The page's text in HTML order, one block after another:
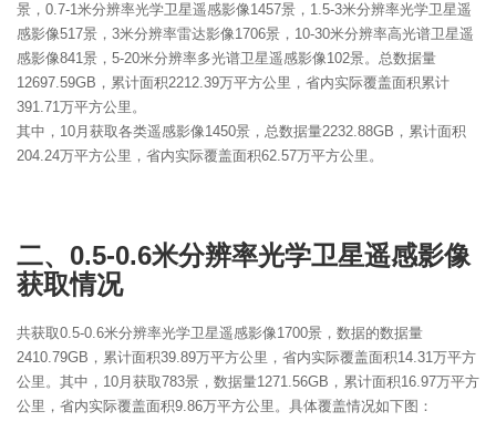
景，0.7-1米分辨率光学卫星遥感影像1457景，1.5-3米分辨率光学卫星遥
感影像517景，3米分辨率雷达影像1706景，10-30米分辨率高光谱卫星遥
感影像841景，5-20米分辨率多光谱卫星遥感影像102景。总数据量
12697.59GB，累计面积2212.39万平方公里，省内实际覆盖面积累计
391.71万平方公里。
其中，10月获取各类遥感影像1450景，总数据量2232.88GB，累计面积
204.24万平方公里，省内实际覆盖面积62.57万平方公里。
二、0.5-0.6米分辨率光学卫星遥感影像
获取情况
共获取0.5-0.6米分辨率光学卫星遥感影像1700景，数据的数据量
2410.79GB，累计面积39.89万平方公里，省内实际覆盖面积14.31万平方
公里。其中，10月获取783景，数据量1271.56GB，累计面积16.97万平方
公里，省内实际覆盖面积9.86万平方公里。具体覆盖情况如下图：